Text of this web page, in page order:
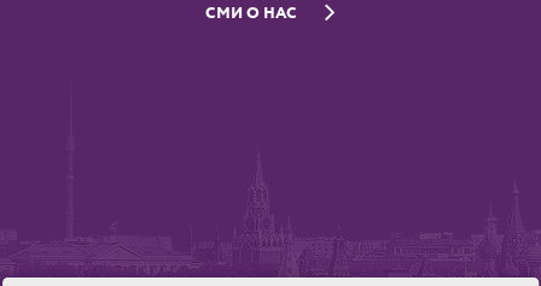
СМИ О НАС